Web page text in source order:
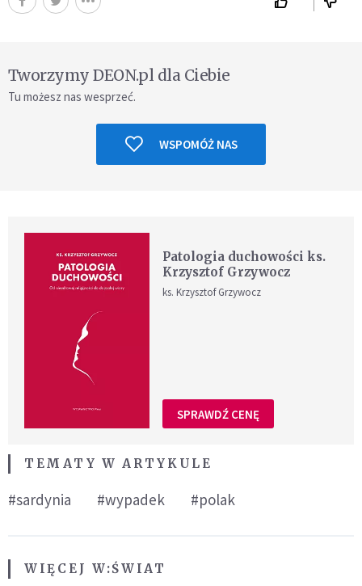
Tworzymy DEON.pl dla Ciebie
Tu możesz nas wesprzeć.
WSPOMÓŻ NAS
Patologia duchowości ks.
Krzysztof Grzywocz
ks. Krzysztof Grzywocz
SPRAWDŹ CENĘ
TEMATY W ARTYKULE
#sardynia #wypadek #polak
WIĘCEJ W:ŚWIAT